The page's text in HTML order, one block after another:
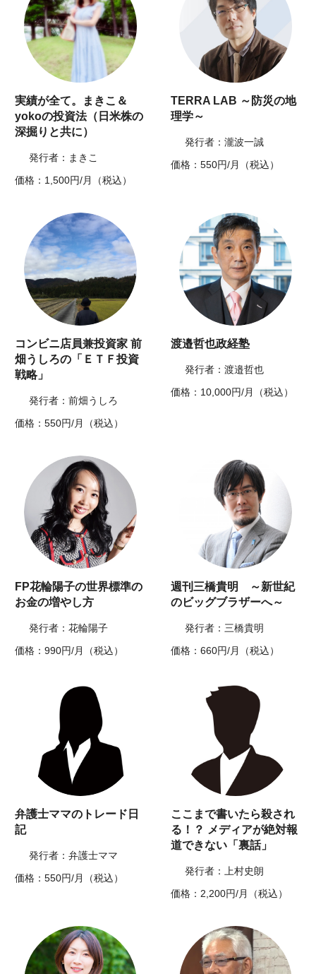
実績が全て。まきこ＆
yokoの投資法（日米株の
深掘りと共に）
発行者：まきこ
価格：1,500円/月（税込）
TERRA LAB ～防災の地
理学～
発行者：瀧波一誠
価格：550円/月（税込）
コンビニ店員兼投資家 前
畑うしろの「ＥＴＦ投資
戦略」
発行者：前畑うしろ
価格：550円/月（税込）
渡邉哲也政経塾
発行者：渡邉哲也
価格：10,000円/月（税込）
FP花輪陽子の世界標準の
お金の増やし方
発行者：花輪陽子
価格：990円/月（税込）
週刊三橋貴明 ～新世紀
のビッグブラザーへ～
発行者：三橋貴明
価格：660円/月（税込）
弁護士ママのトレード日
記
発行者：弁護士ママ
価格：550円/月（税込）
ここまで書いたら殺され
る！？ メディアが絶対報
道できない「裏話」
発行者：上村史朗
価格：2,200円/月（税込）